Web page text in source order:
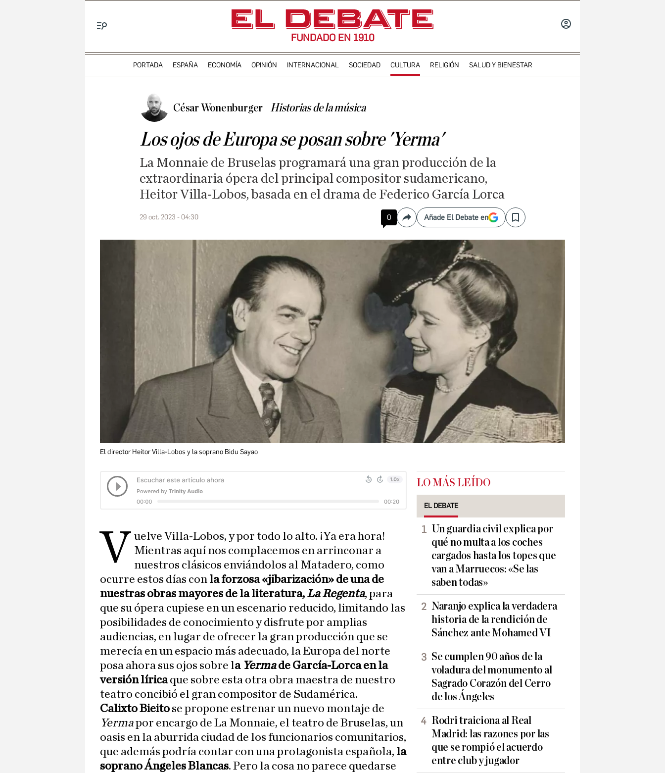
FUNDADO EN 1910
PORTADA ESPAÑA ECONOMÍA OPINIÓN INTERNACIONAL SOCIEDAD CULTURA RELIGIÓN SALUD Y BIENESTAR
César Wonenburger Historias de la música
Los ojos de Europa se posan sobre 'Yerma'
La Monnaie de Bruselas programará una gran producción de la
extraordinaria ópera del principal compositor sudamericano,
Heitor Villa-Lobos, basada en el drama de Federico García Lorca
29 oct. 2023 - 04:30 0 CompartirAñade El Debate en Save
El director Heitor Villa-Lobos y la soprano Bidu Sayao
V uelve Villa-Lobos, y por todo lo alto. ¡Ya era hora!
Mientras aquí nos complacemos en arrinconar a
nuestros clásicos enviándolos al Matadero, como
ocurre estos días con la forzosa «jibarización» de una de
nuestras obras mayores de la literatura, La Regenta, para
que su ópera cupiese en un escenario reducido, limitando las
posibilidades de conocimiento y disfrute por amplias
audiencias, en lugar de ofrecer la gran producción que se
merecía en un espacio más adecuado, la Europa del norte
posa ahora sus ojos sobre la Yermade García-Lorca en la
versión líricaque sobre esta otra obra maestra de nuestro
teatro concibió el gran compositor de Sudamérica.
Calixto Bieito se propone estrenar un nuevo montaje de
Yermapor encargo de La Monnaie, el teatro de Bruselas, un
oasis en la aburrida ciudad de los funcionarios comunitarios,
que además podría contar con una protagonista española, la
soprano Ángeles Blancas. Pero la cosa no parece quedarse
LO MÁS LEÍDO
EL DEBATE
Un guardia civil explica por
qué no multa a los coches
cargados hasta los topes que
van a Marruecos: «Se las
saben todas»
Naranjo explica la verdadera
historia de la rendición de
Sánchez ante Mohamed VI
Se cumplen 90 años de la
voladura del monumento al
Sagrado Corazón del Cerro
de los Ángeles
Rodri traiciona al Real
Madrid: las razones por las
que se rompió el acuerdo
entre club y jugador